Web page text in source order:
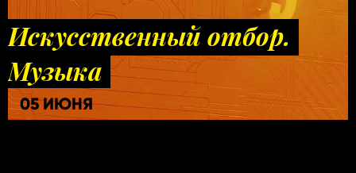
Искусственный отбор.
Музыка
05 ИЮНЯ